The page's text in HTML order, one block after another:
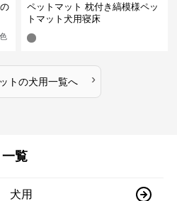
ペットマット 枕付き縞模様ペッ
トマット犬用寝床
トの犬用一覧へ ›
覧
犬用